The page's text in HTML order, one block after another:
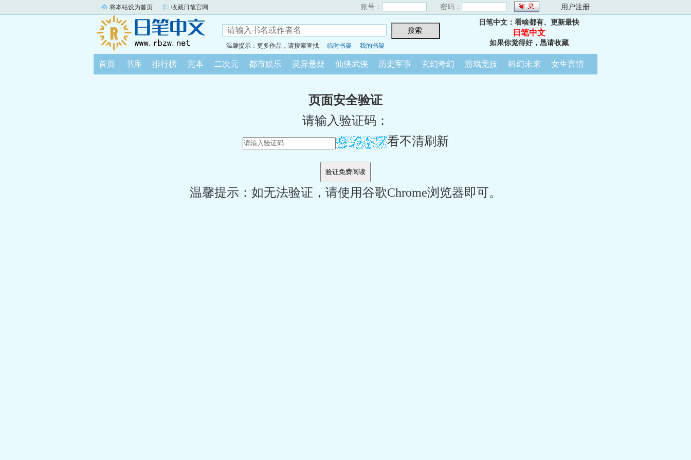
将本站设为首页 收藏日笔官网 账号： 密码： 用户注册
温馨提示：更多作品，请搜索查找 临时书架 我的书架
日笔中文：看啥都有、更新最快
日笔中文
如果你觉得好，恳请收藏
首页 书库 排行榜 完本 二次元 都市娱乐 灵异悬疑 仙侠武侠 历史军事 玄幻奇幻 游戏竞技 科幻未来 女生言情
页面安全验证
请输入验证码：
看不清刷新
温馨提示：如无法验证，请使用谷歌Chrome浏览器即可。